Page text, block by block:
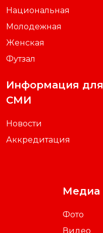
Национальная
Молодежная
Женская
Футзал
Информация для
СМИ
Новости
Аккредитация
Медиа
Фото
Видео